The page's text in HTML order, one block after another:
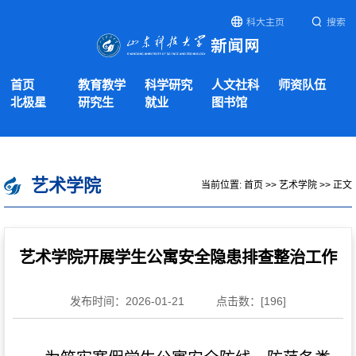
科大主页 搜索
首页 教育教学 科学研究 人文社科
师资队伍
北极星
研究生 就业 图书馆
艺术学院 当前位置: 首页 >> 艺术学院 >> 正文
艺术学院开展学生公寓安全隐患排查整治工作
发布时间：2026-01-21 点击数：[196]